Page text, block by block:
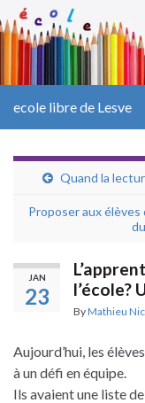
ecole libre de Lesve
Quand la
Proposer aux
JAN
23
l’école?
ByMathieu
Aujourd’hui, les
à un défi en équipe.
Ils avaient une liste